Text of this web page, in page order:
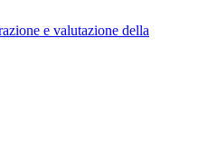
e valutazione della